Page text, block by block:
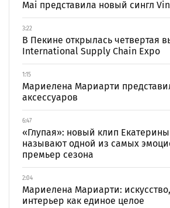
Mai представила новый сингл
3:22
В Пекине открылась четвертая
International Supply Chain Expo
1:15
Мариелена Мариарти
аксессуаров
6:47
«Глупая»: новый клип
называют одной из самых
премьер сезона
2:04
Мариелена Мариарти:
интерьер как единое целое